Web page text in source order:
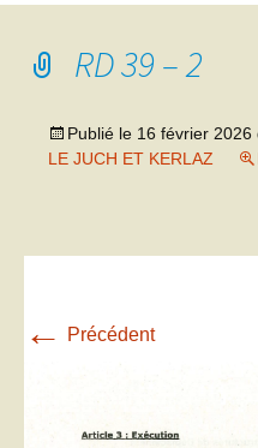
RD 39 – 2
Publié le 16 février 2026
LE JUCH ET KERLAZ
← Précédent